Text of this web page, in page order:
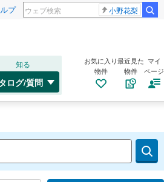
プ 小野花梨
知る
ログ/質問
お気に入り
物件
最近見た
物件
マイ
ページ